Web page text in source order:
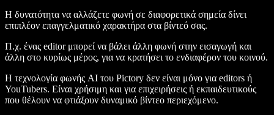
Η δυνατότητα να αλλάζετε φωνή σε διαφορετικά σημεία δίνει
επιπλέον επαγγελματικό χαρακτήρα στα βίντεό σας.
Π.χ. ένας editor μπορεί να βάλει άλλη φωνή στην εισαγωγή και
άλλη στο κυρίως μέρος, για να κρατήσει το ενδιαφέρον του κοινού.
Η τεχνολογία φωνής AI του Pictory δεν είναι μόνο για editors ή
YouTubers. Είναι χρήσιμη και για επιχειρήσεις ή εκπαιδευτικούς
που θέλουν να φτιάξουν δυναμικό βίντεο περιεχόμενο.